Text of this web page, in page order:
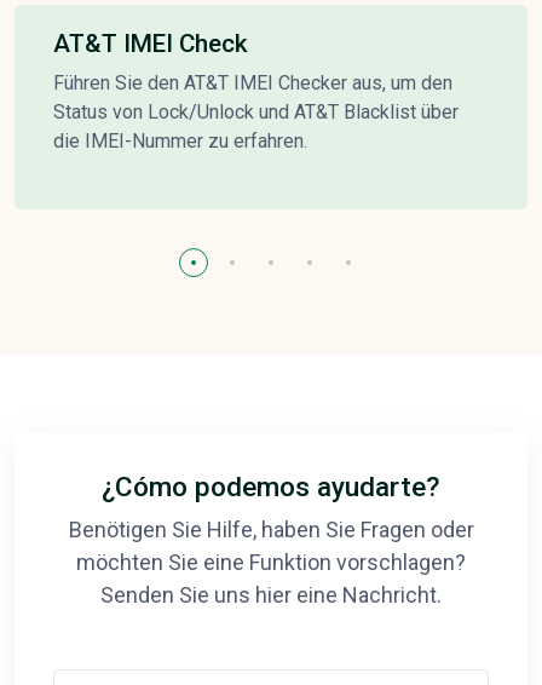
AT&T IMEI Check
Führen Sie den AT&T IMEI Checker aus, um den
Status von Lock/Unlock und AT&T Blacklist über
die IMEI-Nummer zu erfahren.
¿Cómo podemos ayudarte?
Benötigen Sie Hilfe, haben Sie Fragen oder
möchten Sie eine Funktion vorschlagen?
Senden Sie uns hier eine Nachricht.